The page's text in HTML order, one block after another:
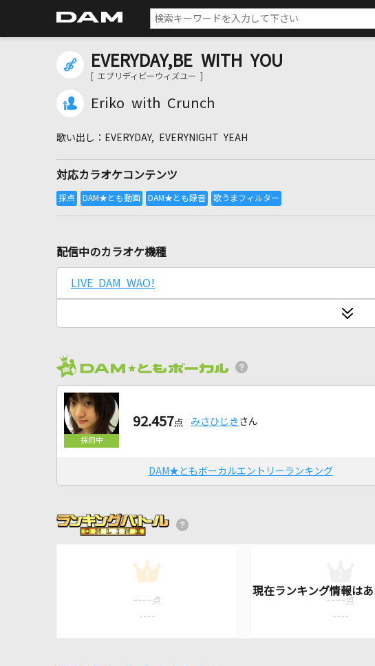
EVERYDAY,BE WITH YOU
[ エブリディビーウィズユー ]
Eriko with Crunch
EVERYDAY, EVERYNIGHT YEAH
対応カラオケコンテンツ
配信中のカラオケ機種
LIVE DAM WAO!
92.457点 みさひじき さん
DAM★ともボーカルエントリーランキング
1
---- 点
----
---- 点
----